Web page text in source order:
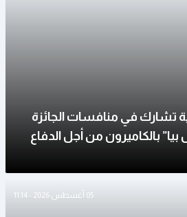
تشارك في منافسات الجائزة
بيا” بالكاميرون من أجل الدفاع
05 أغسطس 2026 - 11:14